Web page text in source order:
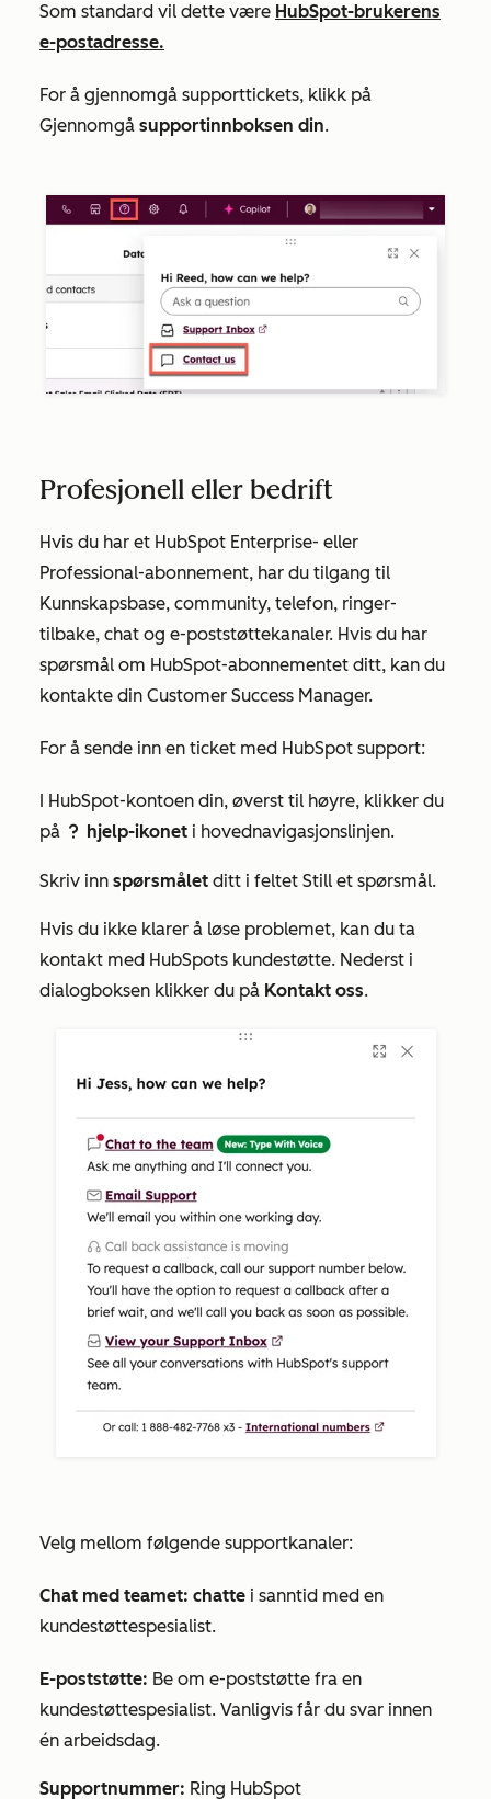
Som standard vil dette være HubSpot-brukerens
e-postadresse.
For å gjennomgå supporttickets, klikk på
Gjennomgå supportinnboksen din.
Profesjonell eller bedrift
Hvis du har et HubSpot Enterprise- eller
Professional-abonnement, har du tilgang til
Kunnskapsbase, community, telefon, ringer-
tilbake, chat og e-poststøttekanaler. Hvis du har
spørsmål om HubSpot-abonnementet ditt, kan du
kontakte din Customer Success Manager.
For å sende inn en ticket med HubSpot support:
I HubSpot-kontoen din, øverst til høyre, klikker du
på question hjelp-ikonet i hovednavigasjonslinjen.
Skriv inn spørsmålet ditt i feltet Still et spørsmål.
Hvis du ikke klarer å løse problemet, kan du ta
kontakt med HubSpots kundestøtte. Nederst i
dialogboksen klikker du på Kontakt oss.
Velg mellom følgende supportkanaler:
Chat med teamet: chatte i sanntid med en
kundestøttespesialist.
E-poststøtte: Be om e-poststøtte fra en
kundestøttespesialist. Vanligvis får du svar innen
én arbeidsdag.
Supportnummer: Ring HubSpot